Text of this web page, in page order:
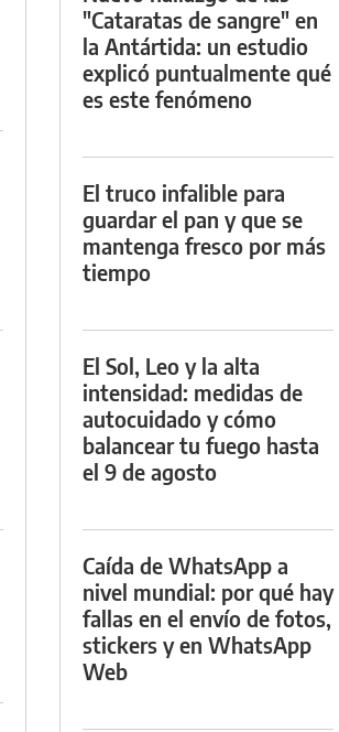
"Cataratas de sangre" en
la Antártida: un estudio
explicó puntualmente qué
es este fenómeno
El truco infalible para
guardar el pan y que se
mantenga fresco por más
tiempo
El Sol, Leo y la alta
intensidad: medidas de
autocuidado y cómo
balancear tu fuego hasta
el 9 de agosto
Caída de WhatsApp a
nivel mundial: por qué hay
fallas en el envío de fotos,
stickers y en WhatsApp
Web